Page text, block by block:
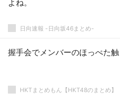
よね。
日向速報 -日向坂46まとめ-
握手会でメンバーのほっぺた
HKTまとめもん【HKT48のまとめ】